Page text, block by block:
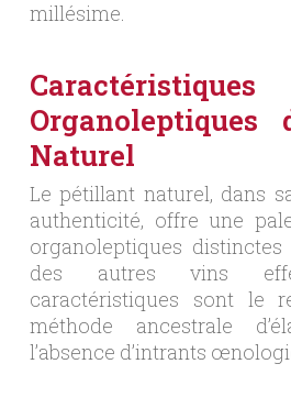
millésime.
Caractéristiques
Naturel
Le pétillant naturel, dans
authenticité, offre une
organoleptiques
des autres vins
caractéristiques sont le
méthode ancestrale
l’absence d’intrants